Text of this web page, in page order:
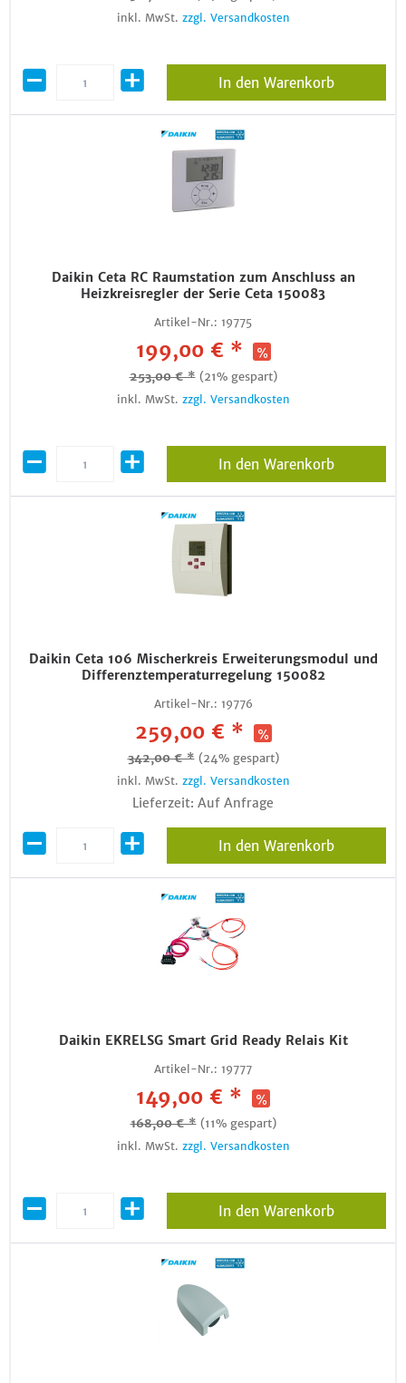
inkl. MwSt. zzgl. Versandkosten
In den Warenkorb
Daikin Ceta RC Raumstation zum Anschluss an
Heizkreisregler der Serie Ceta 150083
Artikel-Nr.: 19775
199,00 € *
253,00 € * (21% gespart)
inkl. MwSt. zzgl. Versandkosten
In den Warenkorb
Daikin Ceta 106 Mischerkreis Erweiterungsmodul und
Differenztemperaturregelung 150082
Artikel-Nr.: 19776
259,00 € *
342,00 € * (24% gespart)
inkl. MwSt. zzgl. Versandkosten
Lieferzeit: Auf Anfrage
In den Warenkorb
Daikin EKRELSG Smart Grid Ready Relais Kit
Artikel-Nr.: 19777
149,00 € *
168,00 € * (11% gespart)
inkl. MwSt. zzgl. Versandkosten
In den Warenkorb